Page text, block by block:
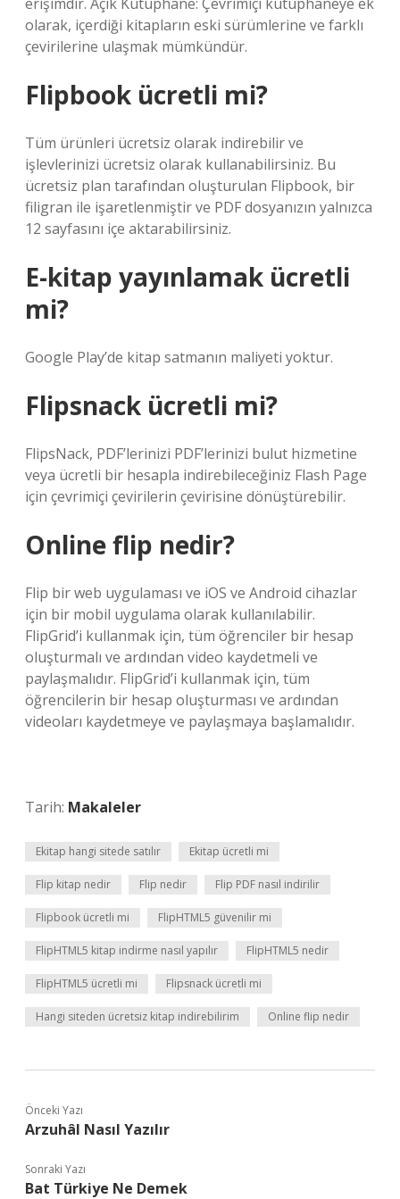
olarak, içerdiği kitapların eski sürümlerine ve farklı
çevirilerine ulaşmak mümkündür.
Flipbook ücretli mi?
Tüm ürünleri ücretsiz olarak indirebilir ve
işlevlerinizi ücretsiz olarak kullanabilirsiniz. Bu
ücretsiz plan tarafından oluşturulan Flipbook, bir
filigran ile işaretlenmiştir ve PDF dosyanızın yalnızca
12 sayfasını içe aktarabilirsiniz.
E-kitap yayınlamak ücretli
mi?
Google Play’de kitap satmanın maliyeti yoktur.
Flipsnack ücretli mi?
FlipsNack, PDF’lerinizi PDF’lerinizi bulut hizmetine
veya ücretli bir hesapla indirebileceğiniz Flash Page
için çevrimiçi çevirilerin çevirisine dönüştürebilir.
Online flip nedir?
Flip bir web uygulaması ve iOS ve Android cihazlar
için bir mobil uygulama olarak kullanılabilir.
FlipGrid’i kullanmak için, tüm öğrenciler bir hesap
oluşturmalı ve ardından video kaydetmeli ve
paylaşmalıdır. FlipGrid’i kullanmak için, tüm
öğrencilerin bir hesap oluşturması ve ardından
videoları kaydetmeye ve paylaşmaya başlamalıdır.
Tarih: Makaleler
Ekitap hangi sitede satılır Ekitap ücretli mi
Flip kitap nedir Flip nedir Flip PDF nasıl indirilir
Flipbook ücretli mi FlipHTML5 güvenilir mi
FlipHTML5 kitap indirme nasıl yapılır FlipHTML5 nedir
FlipHTML5 ücretli mi Flipsnack ücretli mi
Hangi siteden ücretsiz kitap indirebilirim Online flip nedir
Önceki Yazı
Arzuhâl Nasıl Yazılır
Sonraki Yazı
Bat Türkiye Ne Demek